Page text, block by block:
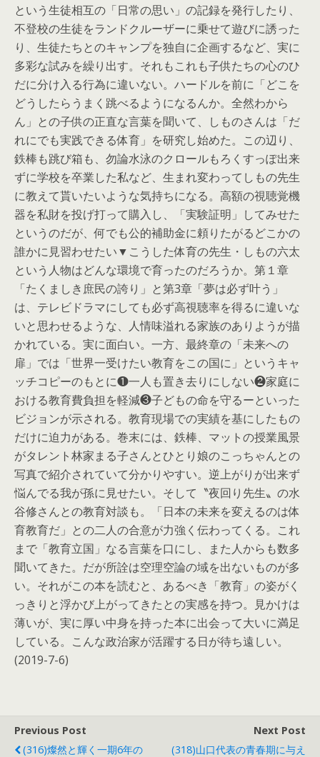
という生徒相互の「日常の思い」の記録を発行したり、
不登校の生徒をランドクルーザーに乗せて遊びに誘った
り、生徒たちとのキャンプを独自に企画するなど、実に
多彩な試みを繰り出す。それもこれも子供たちの心のひ
だに分け入る行為に違いない。ハードルを前に「どこを
どうしたらうまく跳べるようになるんか。全然わから
ん」との子供の正直な言葉を聞いて、しものさんは「だ
れにでも実践できる体育」を研究し始めた。この辺り、
鉄棒も跳び箱も、勿論水泳のクロールもろくすっぽ出来
ずに学校を卒業した私など、生まれ変わってしもの先生
に教えて貰いたいような気持ちになる。高額の視聴覚機
器を私財を投げ打って購入し、「実験証明」してみせた
というのだが、何でも公的補助金に頼りたがるどこかの
誰かに見習わせたい▼こうした体育の先生・しもの六太
という人物はどんな環境で育ったのだろうか。第１章
「たくましき庶民の誇り」と第3章「夢は必ず叶う」
は、テレビドラマにしても必ず高視聴率を得るに違いな
いと思わせるような、人情味溢れる家族のありようが描
かれている。実に面白い。一方、最終章の「未来への
扉」では「世界一受けたい教育をこの国に」というキャ
ッチコピーのもとに❶一人も置き去りにしない❷家庭に
おける教育費負担を軽減❸子どもの命を守るーといった
ビジョンが示される。教育現場での実績を基にしたもの
だけに迫力がある。巻末には、鉄棒、マットの授業風景
がタレント林家まる子さんとひとり娘のこっちゃんとの
写真で紹介されていて分かりやすい。逆上がりが出来ず
悩んでる我が孫に見せたい。そして〝夜回り先生〟の水
谷修さんとの教育対談も。「日本の未来を変えるのは体
育教育だ」との二人の合意が力強く伝わってくる。これ
まで「教育立国」なる言葉を口にし、また人からも数多
聞いてきた。だが所詮は空理空論の域を出ないものが多
い。それがこの本を読むと、あるべき「教育」の姿がく
っきりと浮かび上がってきたとの実感を持つ。見かけは
薄いが、実に厚い中身を持った本に出会って大いに満足
している。こんな政治家が活躍する日が待ち遠しい。
(2019-7-6)
Previous Post
(316)燦然と輝く一期6年の
Next Post
(318)山口代表の青春期に与え